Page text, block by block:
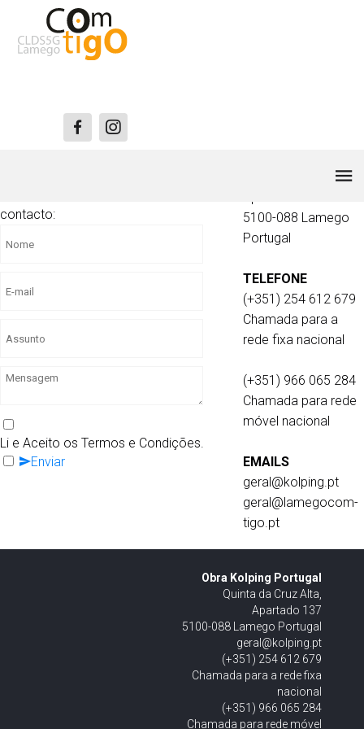
contacto:
Li e Aceito os Termos e Condições.
Enviar
Quinta da Cruz Alta,
5100-088 Lamego
Portugal
TELEFONE
(+351) 254 612 679
Chamada para a
rede fixa nacional
(+351) 966 065 284
Chamada para rede
móvel nacional
EMAILS
geral@kolping.pt
geral@lamegocom-
tigo.pt
Obra Kolping Portugal
Quinta da Cruz Alta,
Apartado 137
5100-088 Lamego Portugal
geral@kolping.pt
(+351) 254 612 679
Chamada para a rede fixa
nacional
(+351) 966 065 284
Chamada para rede móvel